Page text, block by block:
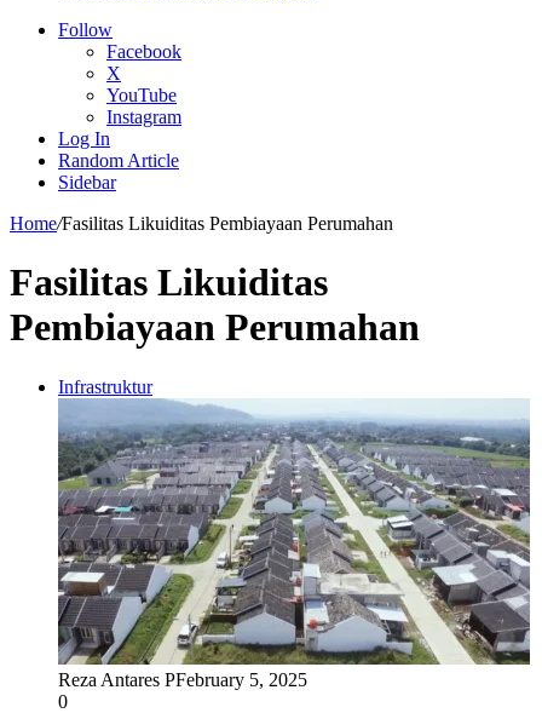
Follow
Facebook
X
YouTube
Instagram
Log In
Random Article
Sidebar
Home/Fasilitas Likuiditas Pembiayaan Perumahan
Fasilitas Likuiditas
Pembiayaan Perumahan
Infrastruktur
Reza Antares PFebruary 5, 2025
0